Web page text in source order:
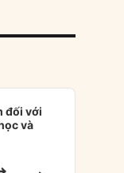
đối với
và